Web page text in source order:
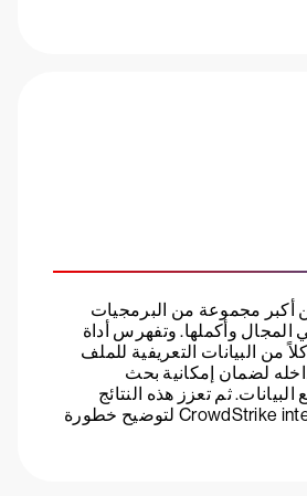
أكبر مجموعة من البرمجيات
المجال وأكملها. وتفهرس أداة
Falcon MalQuery كلاً من البيانات التعريفية للملف
لضمان إمكانية بحث
ثم تعزز هذه النتائج
باستخدام CrowdStrike intelligence لتوضيح خطورة